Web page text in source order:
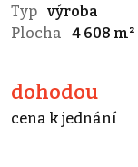
Typ výroba
Plocha
4 608 m²
dohodou
cena k jednání